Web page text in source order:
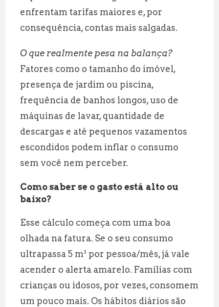
enfrentam tarifas maiores e, por
consequência, contas mais salgadas.
O que realmente pesa na balança?
Fatores como o tamanho do imóvel,
presença de jardim ou piscina,
frequência de banhos longos, uso de
máquinas de lavar, quantidade de
descargas e até pequenos vazamentos
escondidos podem inflar o consumo
sem você nem perceber.
Como saber se o gasto está alto ou
baixo?
Esse cálculo começa com uma boa
olhada na fatura. Se o seu consumo
ultrapassa 5 m³ por pessoa/mês, já vale
acender o alerta amarelo. Famílias com
crianças ou idosos, por vezes, consomem
um pouco mais. Os hábitos diários são